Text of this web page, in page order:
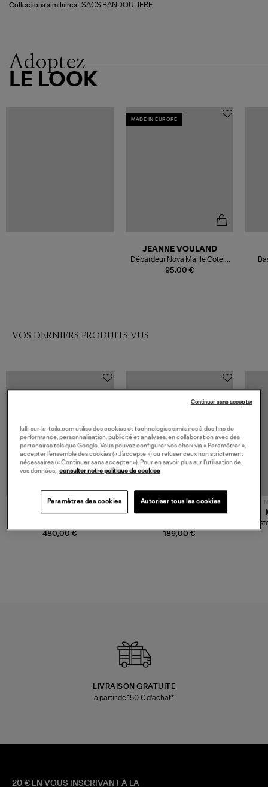
Collections similaires : SACS BANDOULIERE
Adoptez
LE LOOK
MADE IN EUROPE
95,00 €
JEANNE VOULAND
Débardeur Nova Maille Cotelé
Blanc
VOS DERNIERS PRODUITS VUS
480,00 €
JEROME DREYFUSS
Champagne
NOUVELLE COLLECTION
189,00 €
TORAL
Mousse
LIVRAISON GRATUITE
à partir de 150 € d'achat*
20 € EN VOUS INSCRIVANT À LA
lulli-sur-la-toile.com utilise des cookies et technologies similaires à des fins de
performance, personnalisation, publicité et analyses, en collaboration avec des
partenaires tels que Google. Vous pouvez configurer vos choix via « Paramétrer »,
accepter l’ensemble des cookies (« J’accepte ») ou refuser ceux non strictement
nécessaires (« Continuer sans accepter »). Pour en savoir plus sur l’utilisation de
vos données, consulter notre politique de cookies
Paramètres des cookies Autoriser tous les cookies
Continuer sans accepter